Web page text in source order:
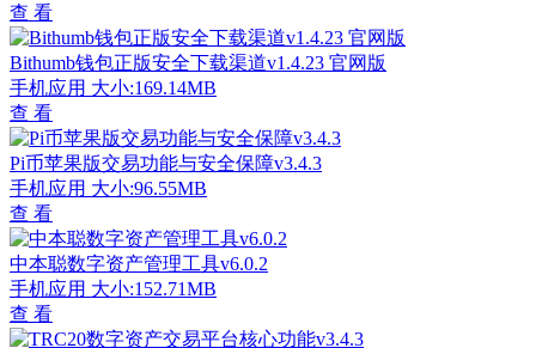
查 看
Bithumb钱包正版安全下载渠道v1.4.23 官网版
手机应用 大小:169.14MB
查 看
Pi币苹果版交易功能与安全保障v3.4.3
手机应用 大小:96.55MB
查 看
中本聪数字资产管理工具v6.0.2
手机应用 大小:152.71MB
查 看